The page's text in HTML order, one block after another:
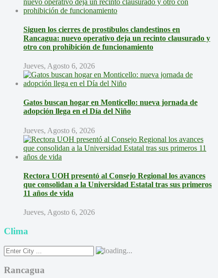
Siguen los cierres de prostíbulos clandestinos en
Rancagua: nuevo operativo deja un recinto clausurado y
otro con prohibición de funcionamiento
Jueves, Agosto 6, 2026
Gatos buscan hogar en Monticello: nueva jornada de
adopción llega en el Día del Niño
Jueves, Agosto 6, 2026
Rectora UOH presentó al Consejo Regional los avances
que consolidan a la Universidad Estatal tras sus primeros
11 años de vida
Jueves, Agosto 6, 2026
Clima
Rancagua